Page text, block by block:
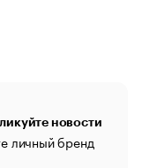
новости
личный бренд